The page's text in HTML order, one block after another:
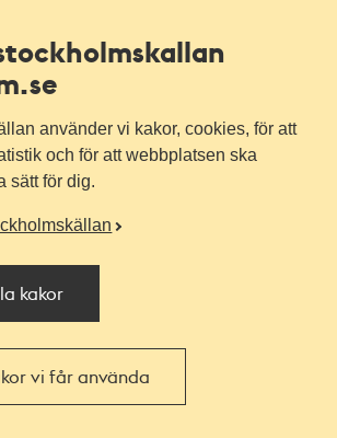
använder vi kakor, cookies, för att
och för att webbplatsen ska
sätt för dig.
kakor
vi får använda